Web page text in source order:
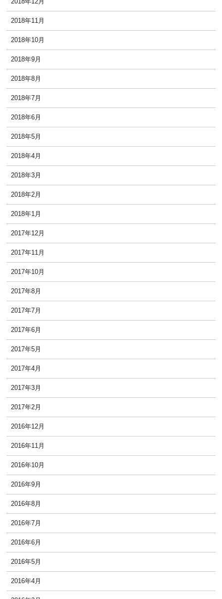
2018年11月
2018年10月
2018年9月
2018年8月
2018年7月
2018年6月
2018年5月
2018年4月
2018年3月
2018年2月
2018年1月
2017年12月
2017年11月
2017年10月
2017年8月
2017年7月
2017年6月
2017年5月
2017年4月
2017年3月
2017年2月
2016年12月
2016年11月
2016年10月
2016年9月
2016年8月
2016年7月
2016年6月
2016年5月
2016年4月